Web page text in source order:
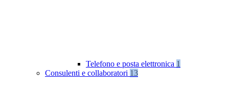
Telefono e posta elettronica 1
Consulenti e collaboratori 13